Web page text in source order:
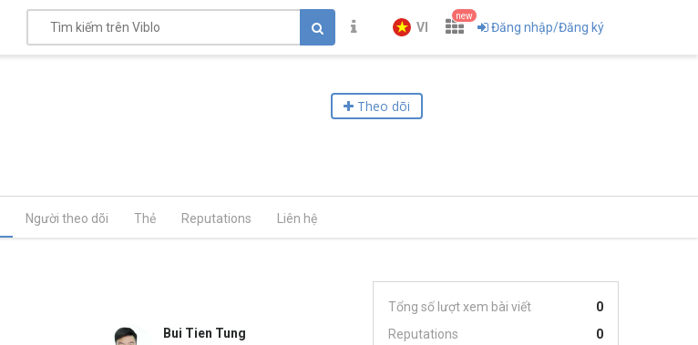
VI
new
Đăng nhập/Đăng ký
Theo dõi
Người theo dõi Thẻ Reputations Liên hệ
Bui Tien Tung
Tổng số lượt xem bài viết
0
Reputations
0